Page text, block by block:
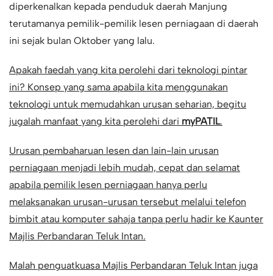
diperkenalkan kepada penduduk daerah Manjung
terutamanya pemilik-pemilik lesen perniagaan di daerah
ini sejak bulan Oktober yang lalu.
Apakah faedah yang kita perolehi dari teknologi pintar
ini? Konsep yang sama apabila kita menggunakan
teknologi untuk memudahkan urusan seharian, begitu
jugalah manfaat yang kita perolehi dari myPATIL.
Urusan pembaharuan lesen dan lain-lain urusan
perniagaan menjadi lebih mudah, cepat dan selamat
apabila pemilik lesen perniagaan hanya perlu
melaksanakan urusan-urusan tersebut melalui telefon
bimbit atau komputer sahaja tanpa perlu hadir ke Kaunter
Majlis Perbandaran Teluk Intan.
Malah penguatkuasa Majlis Perbandaran Teluk Intan juga